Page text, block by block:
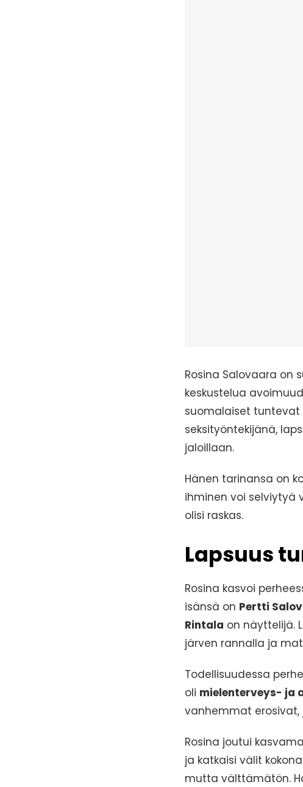
Rosina Salovaara on
keskustelua
suomalaiset tuntevat
seksityöntekijänä,
jaloillaan.
Hänen tarinansa on
ihminen voi selviytyä
olisi raskas.
Lapsuus
Rosina kasvoi
isänsä on Pertti
Rintala on näyttelijä.
järven rannalla ja
Todellisuudessa
oli mielenterveys- ja
vanhemmat erosivat,
Rosina joutui
ja katkaisi välit
mutta välttämätön.